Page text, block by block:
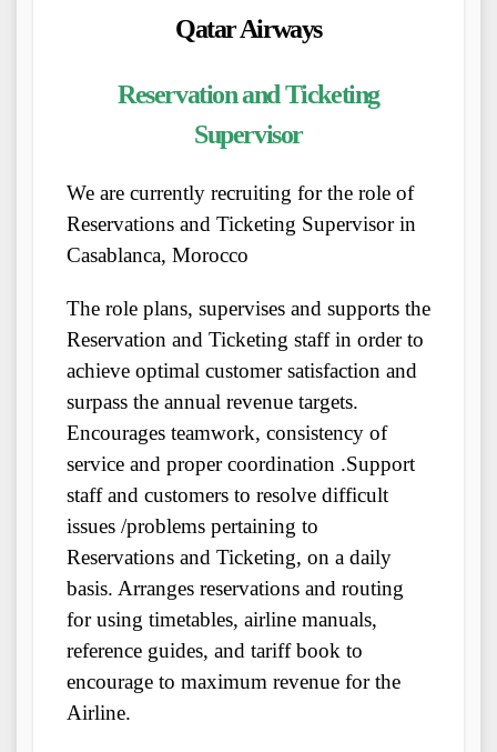
Qatar Airways
Reservation and Ticketing
Supervisor
We are currently recruiting for the role of
Reservations and Ticketing Supervisor in
Casablanca, Morocco
The role plans, supervises and supports the
Reservation and Ticketing staff in order to
achieve optimal customer satisfaction and
surpass the annual revenue targets.
Encourages teamwork, consistency of
service and proper coordination .Support
staff and customers to resolve difficult
issues /problems pertaining to
Reservations and Ticketing, on a daily
basis. Arranges reservations and routing
for using timetables, airline manuals,
reference guides, and tariff book to
encourage to maximum revenue for the
Airline.